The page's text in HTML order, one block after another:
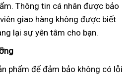
Thông tin cá nhân được bảo
giao hàng không được biết
lại sự yên tâm cho bạn.
phẩm để đảm bảo không có lỗi